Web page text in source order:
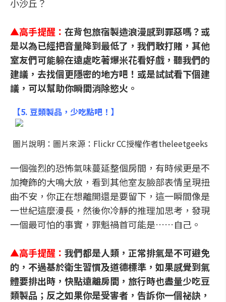
小沙丘？
▲高手提醒 ： 在背包旅宿製造浪漫感到罪惡嗎？或
是以為已經把音量降到最低了，我們敢打賭，其他
室友們可能躲在遠處吃著爆米花看好戲，聽我們的
建議，去找個更隱密的地方吧！或是試試看下個建
議，可以幫助你瞬間消除慾火。
【5. 豆類製品，少吃點吧！ 】
圖片說明：圖片來源：Flickr CC授權作者theleetgeeks
一個強烈的恐怖氣味蔓延整個房間，有時候更是不
加掩飾的大鳴大放，看到其他室友臉部表情呈現扭
曲不安，你正在想離開還是要留下，這一瞬間像是
一世紀這麼漫長，然後你冷靜的推理加思考，發現
一個最可怕的事實，罪魁禍首可能是……自己。
▲高手提醒： 我們都是人類，正常排氣是不可避免
的，不過基於衛生習慣及道德標準，如果感覺到氣
體要排出時，快點遠離房間，旅行時也盡量少吃豆
類製品；反之如果你是受害者，告訴你一個祕訣，